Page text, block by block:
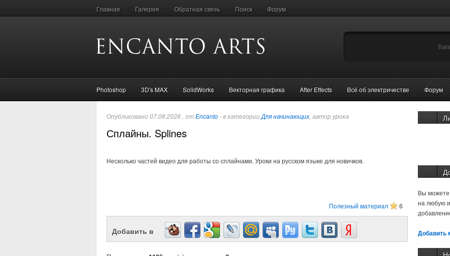
Главная Галерея Обратная связь Поиск Форум
Photoshop 3D's MAX SolidWorks Векторная графика After Effects Всё об электричестве Форум
Опубликовано 07.08.2026 , отEncanto- в категорииДля начинающих , автор урока
Сплайны. Splines
Несколько частей видео для работы со сплайнами. Уроки на русском языке для новичков.
Полезный материал 6
Добавить в
Вы можете
на любую
Добавить